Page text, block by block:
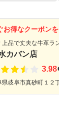
お得なクーポン
上品で丈夫な牛革ラ
カバン店
3.98
県岐阜市真砂町１２